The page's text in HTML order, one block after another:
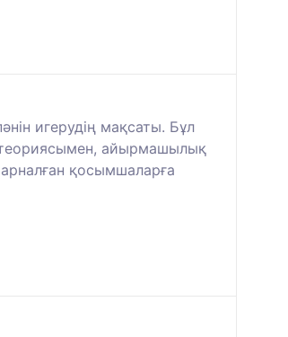
игерудің мақсаты. Бұл
теориясымен, айырмашылық
қосымшаларға